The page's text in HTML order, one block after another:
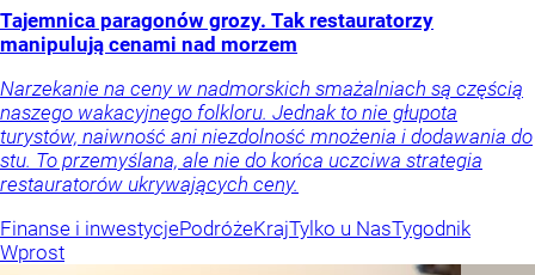
Tajemnica paragonów grozy. Tak restauratorzy
manipulują cenami nad morzem
Narzekanie na ceny w nadmorskich smażalniach są częścią
naszego wakacyjnego folkloru. Jednak to nie głupota
turystów, naiwność ani niezdolność mnożenia i dodawania do
stu. To przemyślana, ale nie do końca uczciwa strategia
restauratorów ukrywających ceny.
Finanse i inwestycjePodróżeKrajTylko u NasTygodnik
Wprost